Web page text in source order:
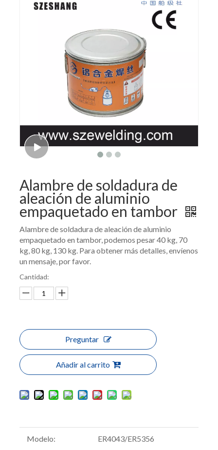
Alambre de soldadura de
aleación de aluminio
empaquetado en tambor
Alambre de soldadura de aleación de aluminio
empaquetado en tambor, podemos pesar 40 kg, 70
kg, 80 kg, 130 kg. Para obtener más detalles, envíenos
un mensaje, por favor.
Cantidad:
Preguntar
Añadir al carrito
Modelo:
ER4043/ER5356